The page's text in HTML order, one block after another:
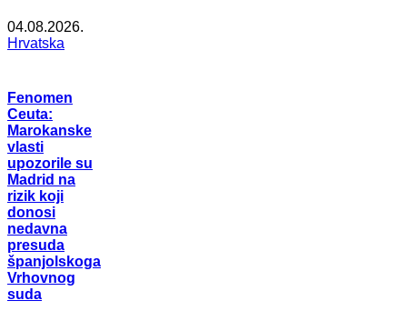
04.08.2026.
Hrvatska
Fenomen
Ceuta:
Marokanske
vlasti
upozorile su
Madrid na
rizik koji
donosi
nedavna
presuda
španjolskoga
Vrhovnog
suda